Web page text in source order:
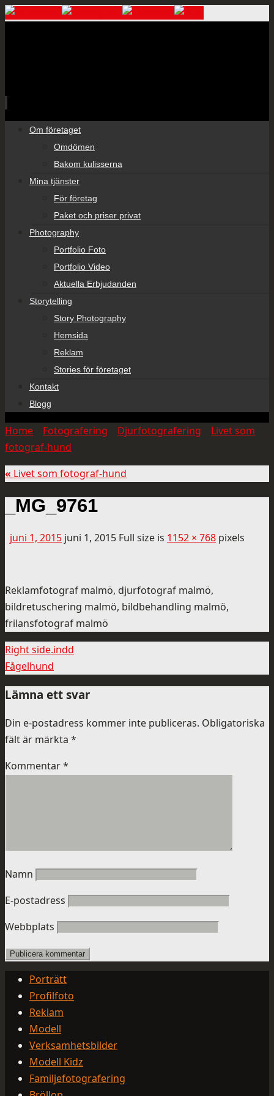
Om företaget
Omdömen
Bakom kulisserna
Mina tjänster
För företag
Paket och priser privat
Photography
Portfolio Foto
Portfolio Video
Aktuella Erbjudanden
Storytelling
Story Photography
Hemsida
Reklam
Stories för företaget
Kontakt
Blogg
Home Fotografering Djurfotografering
Livet som
fotograf-hund
« Livet som fotograf-hund
_MG_9761
juni 1, 2015 juni 1, 2015 Full size is 1152 × 768 pixels
Reklamfotograf malmö, djurfotograf malmö,
bildretuschering malmö, bildbehandling malmö,
frilansfotograf malmö
Right side.indd
Fågelhund
Lämna ett svar
Din e-postadress kommer inte publiceras. Obligatoriska
fält är märkta *
Kommentar*
Namn
E-postadress
Webbplats
Porträtt
Profilfoto
Reklam
Modell
Verksamhetsbilder
Modell Kidz
Familjefotografering